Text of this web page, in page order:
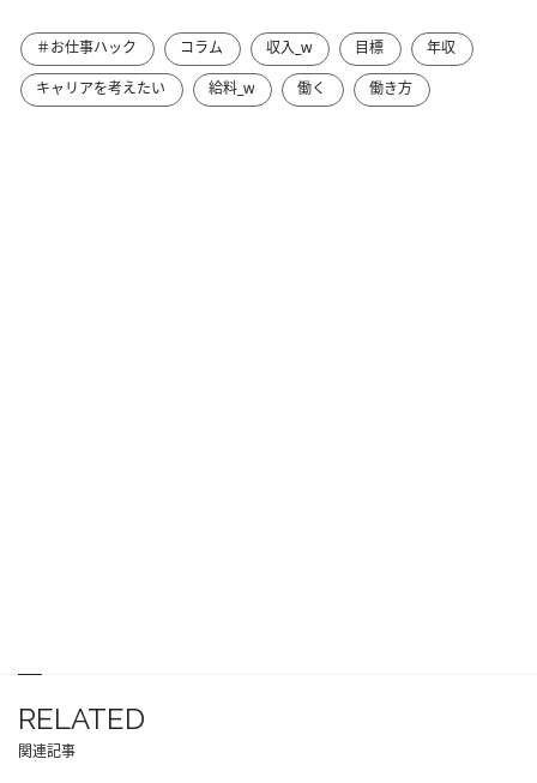
＃お仕事ハック コラム 収入_w 目標
年収
キャリアを考えたい
給料_w 働く 働き方
RELATED
関連記事